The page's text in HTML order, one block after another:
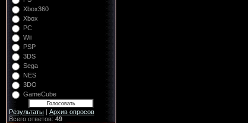
Xbox360
Xbox
PC
Wii
PSP
3DS
Sega
NES
3DO
GameCube
Результаты | Архив опросов
Всего ответов: 49